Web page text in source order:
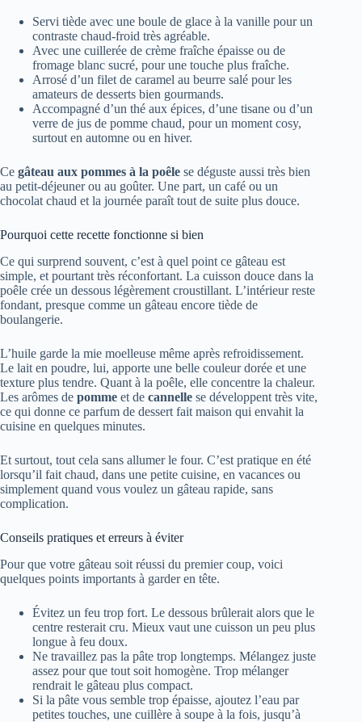
Servi tiède avec une boule de glace à la vanille pour un
contraste chaud-froid très agréable.
Avec une cuillerée de crème fraîche épaisse ou de
fromage blanc sucré, pour une touche plus fraîche.
Arrosé d’un filet de caramel au beurre salé pour les
amateurs de desserts bien gourmands.
Accompagné d’un thé aux épices, d’une tisane ou d’un
verre de jus de pomme chaud, pour un moment cosy,
surtout en automne ou en hiver.
Ce gâteau aux pommes à la poêle se déguste aussi très bien
au petit-déjeuner ou au goûter. Une part, un café ou un
chocolat chaud et la journée paraît tout de suite plus douce.
Pourquoi cette recette fonctionne si bien
Ce qui surprend souvent, c’est à quel point ce gâteau est
simple, et pourtant très réconfortant. La cuisson douce dans la
poêle crée un dessous légèrement croustillant. L’intérieur reste
fondant, presque comme un gâteau encore tiède de
boulangerie.
L’huile garde la mie moelleuse même après refroidissement.
Le lait en poudre, lui, apporte une belle couleur dorée et une
texture plus tendre. Quant à la poêle, elle concentre la chaleur.
Les arômes de pomme et de cannelle se développent très vite,
ce qui donne ce parfum de dessert fait maison qui envahit la
cuisine en quelques minutes.
Et surtout, tout cela sans allumer le four. C’est pratique en été
lorsqu’il fait chaud, dans une petite cuisine, en vacances ou
simplement quand vous voulez un gâteau rapide, sans
complication.
Conseils pratiques et erreurs à éviter
Pour que votre gâteau soit réussi du premier coup, voici
quelques points importants à garder en tête.
Évitez un feu trop fort. Le dessous brûlerait alors que le
centre resterait cru. Mieux vaut une cuisson un peu plus
longue à feu doux.
Ne travaillez pas la pâte trop longtemps. Mélangez juste
assez pour que tout soit homogène. Trop mélanger
rendrait le gâteau plus compact.
Si la pâte vous semble trop épaisse, ajoutez l’eau par
petites touches, une cuillère à soupe à la fois, jusqu’à